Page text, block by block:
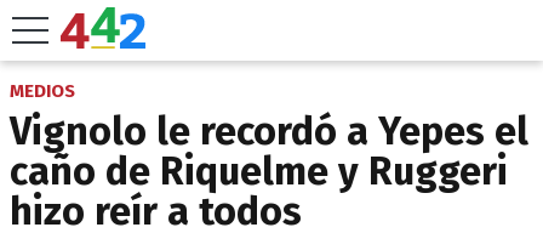
MEDIOS
Vignolo le recordó a Yepes el
caño de Riquelme y Ruggeri
hizo reír a todos